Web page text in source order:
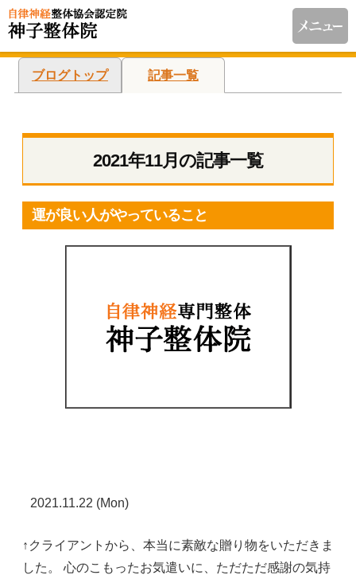
ブログトップ 記事一覧
2021年11月の記事一覧
運が良い人がやっていること
2021.11.22 (Mon)
↑クライアントから、本当に素敵な贈り物をいただきま
した。 心のこもったお気遣いに、ただただ感謝の気持